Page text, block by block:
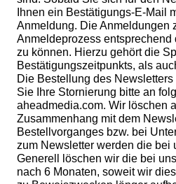
Ihnen ein Bestätigungs-E-Mail
Anmeldung. Die Anmeldungen
Anmeldeprozess
zu können. Hierzu gehört die
Bestätigungszeitpunkts, als
Die Bestellung des
Sie Ihre Stornierung bitte an
aheadmedia.com. Wir löschen
Zusammenhang mit dem
Bestellvorganges bzw. bei
zum Newsletter werden die bei
Generell löschen wir die bei
nach 6 Monaten, soweit wir